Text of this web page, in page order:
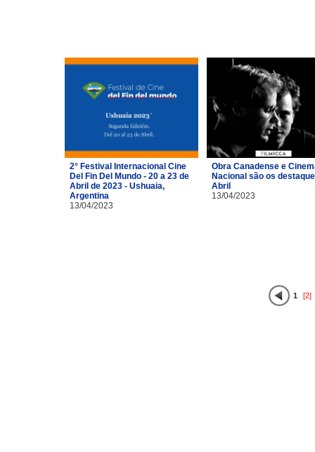
2° Festival Internacional Cine
Del Fin Del Mundo - 20 a 23 de
Abril de 2023 - Ushuaia,
Argentina
13/04/2023
Obra Canadense e
Nacional são os
Abril
13/04/2023
1 [2]